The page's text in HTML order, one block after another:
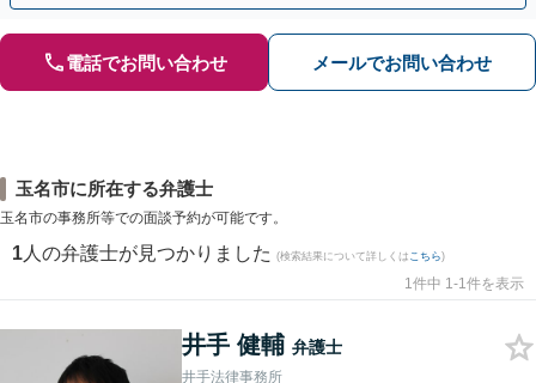
電話でお問い合わせ メールでお問い合わせ
玉名市に所在する弁護士
玉名市の事務所等での面談予約が可能です。
1 人の弁護士が見つかりました (検索結果について詳しくは こちら)
1件中 1-1件を表示
井手 健輔 弁護士
井手法律事務所